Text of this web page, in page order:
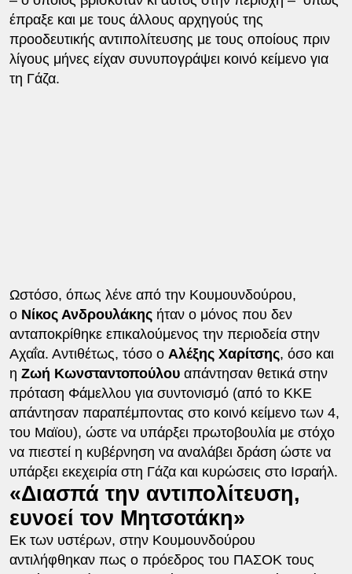
έπραξε και με τους άλλους αρχηγούς της
προοδευτικής αντιπολίτευσης με τους οποίους πριν
λίγους μήνες είχαν συνυπογράψει κοινό κείμενο για
τη Γάζα.
Ωστόσο, όπως λένε από την Κουμουνδούρου,
ο Νίκος Ανδρουλάκηςήταν ο μόνος που δεν
ανταποκρίθηκε επικαλούμενος την περιοδεία στην
Αχαΐα. Αντιθέτως, τόσο ο Αλέξης Χαρίτσης, όσο και
η Ζωή Κωνσταντοπούλουαπάντησαν θετικά στην
πρόταση Φάμελλου για συντονισμό (από το ΚΚΕ
απάντησαν παραπέμποντας στο κοινό κείμενο των 4,
του Μαϊου), ώστε να υπάρξει πρωτοβουλία με στόχο
να πιεστεί η κυβέρνηση να αναλάβει δράση ώστε να
υπάρξει εκεχειρία στη Γάζα και κυρώσεις στο Ισραήλ.
«Διασπά την αντιπολίτευση,
ευνοεί τον Μητσοτάκη»
Εκ των υστέρων, στην Κουμουνδούρου
αντιλήφθηκαν πως ο πρόεδρος του ΠΑΣΟΚ τους